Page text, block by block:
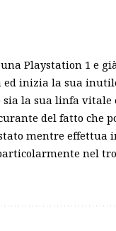
una Playstation 1 e
inizia la sua
sia la sua linfa
del fatto che
mentre
nel